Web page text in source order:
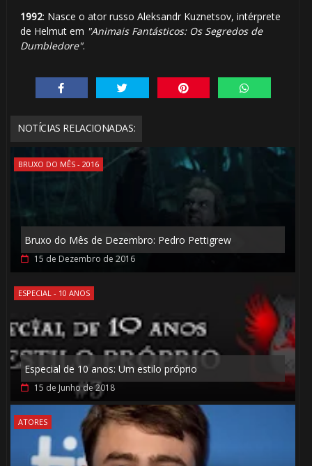
1992: Nasce o ator russo Aleksandr Kuznetsov, intérprete
de Helmut em "Animais Fantásticos: Os Segredos de
Dumbledore".
NOTÍCIAS RELACIONADAS:
BRUXO DO MÊS - 2016
Bruxo do Mês de Dezembro: Pedro Pettigrew
15 de Dezembro de 2016
ESPECIAL - 10 ANOS
Especial de 10 anos: Um estilo próprio
15 de Junho de 2018
ATORES
🎂
1️⃣ 8️⃣
⚡
🎂
1️⃣ 8️⃣